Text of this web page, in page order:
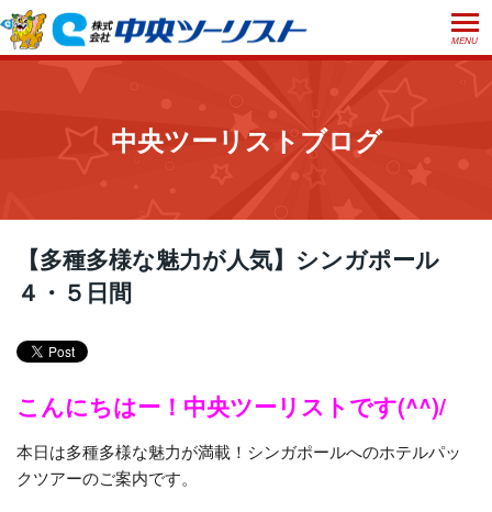
MENU
ご利用案内
お受取り方法について
プライバシーポリシー
ご旅行条件書
中央ツーリストブログ
【多種多様な魅力が人気】シンガポール
４・５日間
こんにちはー！中央ツーリストです(^^)/
本日は多種多様な魅力が満載！シンガポールへのホテルパッ
クツアーのご案内です。